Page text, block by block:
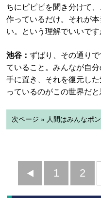
ちにピピピを聞き分けて
作っているだけ。それが
い。という理解でいいです
池谷：ずばり、その通り
ていること。みんなが自
手に置き、それを復元し
っているのがこの世界だと
次ページ » 人間はみんなポ
前
1 2